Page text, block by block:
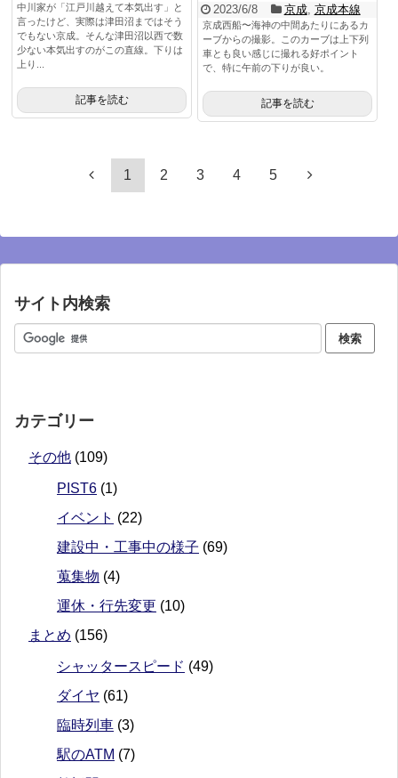
中川家が「江戸川越えて本気出す」と
言ったけど、実際は津田沼まではそう
でもない京成。そんな津田沼以西で数
少ない本気出すのがこの直線。下りは
上り...
記事を読む
2023/6/8 京成, 京成本線
京成西船〜海神の中間あたりにあるカ
ーブからの撮影。このカーブは上下列
車とも良い感じに撮れる好ポイント
で、特に午前の下りが良い。
記事を読む
1 2 3 4 5
サイト内検索
カテゴリー
その他 (109)
PIST6 (1)
イベント (22)
建設中・工事中の様子 (69)
蒐集物 (4)
運休・行先変更 (10)
まとめ (156)
シャッタースピード (49)
ダイヤ (61)
臨時列車 (3)
駅のATM (7)